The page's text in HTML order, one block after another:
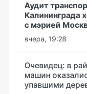
Аудит
Калининграда
с мэрией
вчера, 19:28
Очевидец: в
машин
упавшими